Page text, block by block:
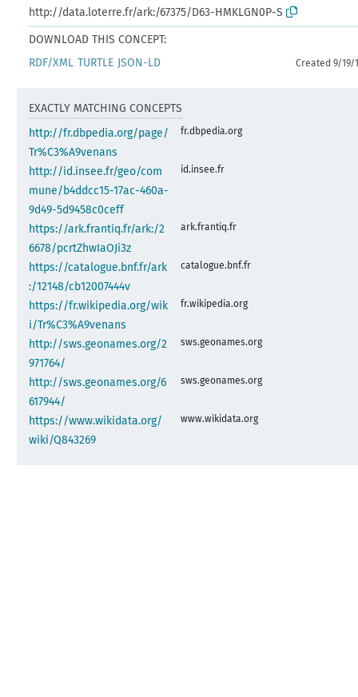
http://data.loterre.fr/ark:/67375/D63-HMKLGN0P-S
DOWNLOAD THIS CONCEPT:
RDF/XML TURTLE JSON-LD Created 9/19/
EXACTLY MATCHING CONCEPTS
http://fr.dbpedia.org/page/
Tr%C3%A9venans
fr.dbpedia.org
http://id.insee.fr/geo/com
mune/b4ddcc15-17ac-460a-
9d49-5d9458c0ceff
id.insee.fr
https://ark.frantiq.fr/ark:/2
6678/pcrtZhwIaOJi3z
ark.frantiq.fr
https://catalogue.bnf.fr/ark
:/12148/cb12007444v
catalogue.bnf.fr
https://fr.wikipedia.org/wik
i/Tr%C3%A9venans
fr.wikipedia.org
http://sws.geonames.org/2
971764/
sws.geonames.org
http://sws.geonames.org/6
617944/
sws.geonames.org
https://www.wikidata.org/
wiki/Q843269
www.wikidata.org